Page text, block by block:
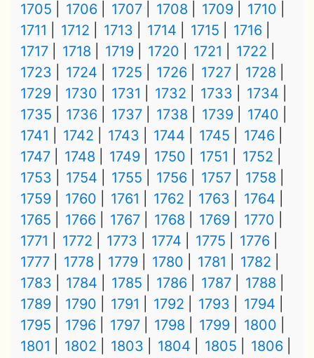
1705
1706 1707 1708 1709
1710
1711
1712 1713 1714 1715
1716
1717
1718 1719 1720 1721
1722
1723
1724 1725 1726 1727
1728
1729
1730 1731 1732 1733
1734
1735
1736 1737 1738 1739
1740
1741
1742 1743 1744 1745
1746
1747
1748 1749 1750 1751
1752
1753
1754 1755 1756 1757
1758
1759
1760 1761 1762 1763
1764
1765
1766 1767 1768 1769
1770
1771
1772 1773 1774 1775
1776
1777
1778 1779 1780 1781
1782
1783
1784 1785 1786 1787
1788
1789
1790 1791 1792 1793
1794
1795
1796 1797 1798 1799
1800
1801
1802 1803 1804 1805
1806